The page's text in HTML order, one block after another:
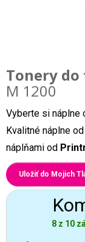
Tonery
M 1200
Vyberte si náplne
Kvalitné náplne
náplňami od
Uložiť do Mojich
8 z 10